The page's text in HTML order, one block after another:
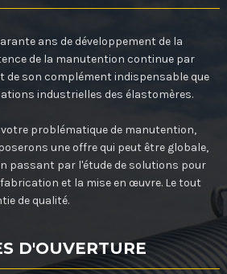
ans de développement de la
de la manutention continue par
de son complément indispensable que
industrielles des élastomères.
votre problématique de manutention,
une offre qui peut être globale,
passant par l'étude de solutions pour
et la mise en œuvre. Le tout
de qualité.
D'OUVERTURE